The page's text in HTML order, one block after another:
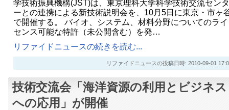
学技術振興機構(JST)は、東京理科大学科学技術交流センタ
ーとの連携による新技術説明会を、10月5日に東京・市ヶ
で開催する。 バイオ、システム、材料分野についてのライ
センス可能な特許（未公開含む）を発…
リファイドニュースの続きを読む...
リファイドニュースの投稿日時: 2010-09-01
技術交流会「海洋資源の利用とビジネス
への応用」が開催